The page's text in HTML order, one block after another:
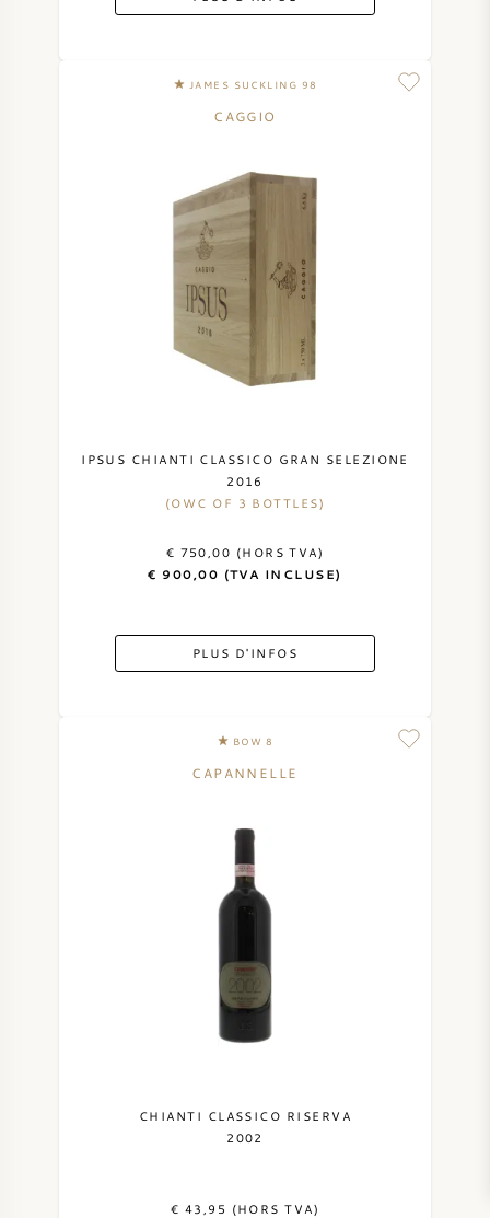
JAMES SUCKLING 98
CAGGIO
IPSUS CHIANTI CLASSICO GRAN SELEZIONE
2016
(OWC OF 3 BOTTLES)
€ 750,00 (HORS TVA)
€ 900,00 (TVA INCLUSE)
PLUS D'INFOS
BOW 8
CAPANNELLE
CHIANTI CLASSICO RISERVA
2002
€ 43,95 (HORS TVA)